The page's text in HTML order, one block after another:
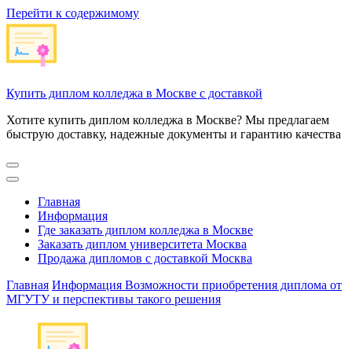
Перейти к содержимому
Купить диплом колледжа в Москве с доставкой
Хотите купить диплом колледжа в Москве? Мы предлагаем
быструю доставку, надежные документы и гарантию качества
Главная
Информация
Где заказать диплом колледжа в Москве
Заказать диплом университета Москва
Продажа дипломов с доставкой Москва
Главная Информация Возможности приобретения диплома от
МГУТУ и перспективы такого решения